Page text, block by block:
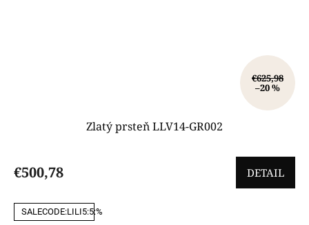
€625,98
–20 %
Zlatý prsteň LLV14-GR002
€500,78 DETAIL
SALECODE:LILI5:5:%